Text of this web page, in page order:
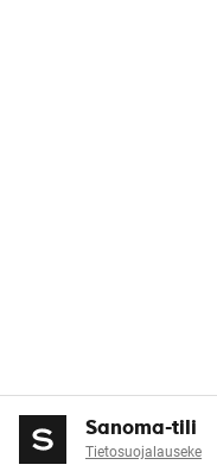
Sanoma-tili
Tietosuojalauseke